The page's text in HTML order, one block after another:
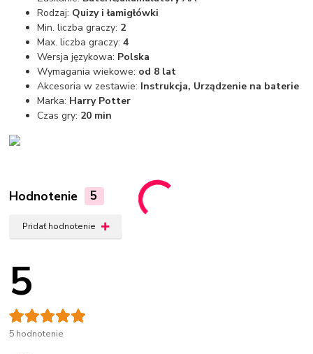
Rodzaj: Quizy i łamigłówki
Min. liczba graczy: 2
Max. liczba graczy:4
Wersja językowa: Polska
Wymagania wiekowe: od 8 lat
Akcesoria w zestawie: Instrukcja, Urządzenie na baterie
Marka: Harry Potter
Czas gry: 20 min
Hodnotenie 5
Pridať hodnotenie
5
5 hodnotenie